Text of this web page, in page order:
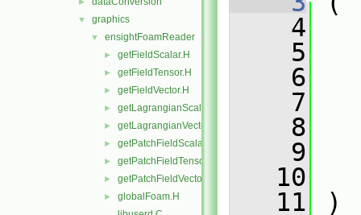
▼ graphics
▼ ensightFoamReader
► getFieldScalar.H
► getFieldTensor.H
► getFieldVector.H
► getLagrangianScalar.H
► getLagrangianVector.H
► getPatchFieldScalar.H
► getPatchFieldTensor.H
► getPatchFieldVector.H
►
globalFoam.H
    4
    5
    6
    7
    8
    9
   10
   11
)